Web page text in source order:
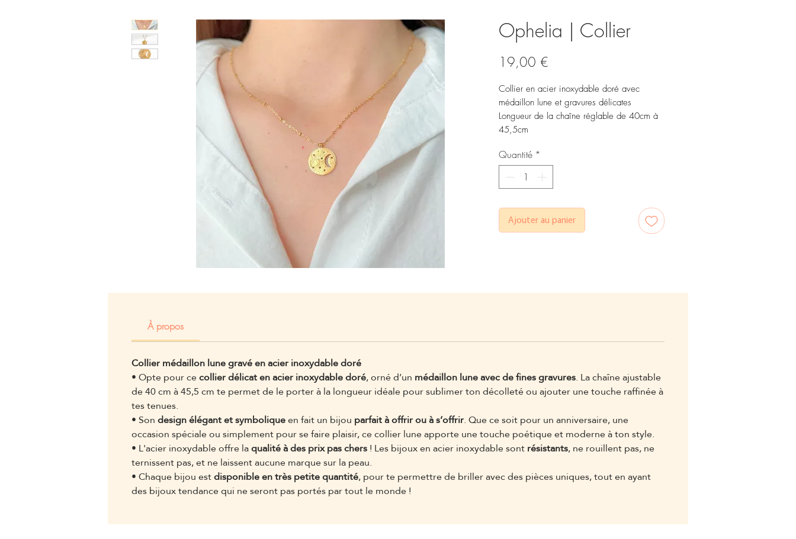
Ophelia | Collier
19,00 €
Collier en acier inoxydable doré avec
médaillon lune et gravures délicates
Longueur de la chaîne réglable de 40cm à
45,5cm
Quantité *
Ajouter au panier
À propos
Collier médaillon lune gravé en acier inoxydable doré
• Opte pour cecollier délicat en acier inoxydable doré, orné d’unmédaillon lune avec de fines gravures. La chaîne ajustable
de 40 cm à 45,5 cm te permet de le porter à la longueur idéale pour sublimer ton décolleté ou ajouter une touche raffinée à
tes tenues.
• Sondesign élégant et symboliqueen fait un bijouparfait à offrir ou à s’offrir. Que ce soit pour un anniversaire, une
occasion spéciale ou simplement pour se faire plaisir, ce collier lune apporte une touche poétique et moderne à ton style.
• L'acier inoxydable offre laqualité à des prix pas chers! Les bijoux en acier inoxydable sontrésistants, ne rouillent pas, ne
ternissent pas, et ne laissent aucune marque sur la peau.
• Chaque bijou estdisponible en très petite quantité, pour te permettre de briller avec des pièces uniques, tout en ayant
des bijoux tendance qui ne seront pas portés par tout le monde !